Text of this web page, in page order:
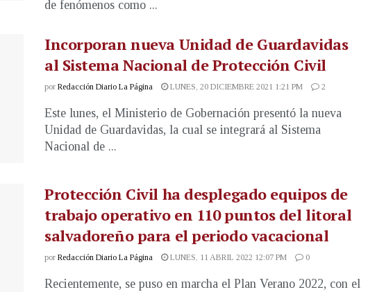
de fenómenos como ...
Incorporan nueva Unidad de Guardavidas
al Sistema Nacional de Protección Civil
por Redacción Diario La Página LUNES, 20 DICIEMBRE 2021 1:21 PM 2
Este lunes, el Ministerio de Gobernación presentó la nueva
Unidad de Guardavidas, la cual se integrará al Sistema
Nacional de ...
Protección Civil ha desplegado equipos de
trabajo operativo en 110 puntos del litoral
salvadoreño para el periodo vacacional
por Redacción Diario La Página LUNES, 11 ABRIL 2022 12:07 PM 0
Recientemente, se puso en marcha el Plan Verano 2022, con el